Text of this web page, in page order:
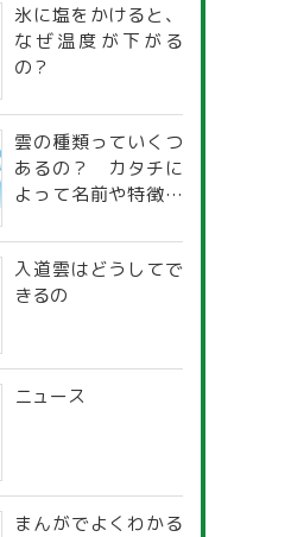
氷に塩をかけると、
なぜ温度が下がる
の？
雲の種類っていくつ
あるの？ カタチに
よって名前や特徴が
入道雲はどうしてで
きるの
ニュース
まんがでよくわかる